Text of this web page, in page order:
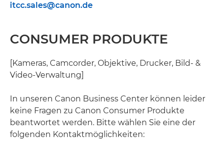
itcc.sales@canon.de
CONSUMER PRODUKTE
[Kameras, Camcorder, Objektive, Drucker, Bild- &
Video-Verwaltung]
In unseren Canon Business Center können leider
keine Fragen zu Canon Consumer Produkte
beantwortet werden. Bitte wählen Sie eine der
folgenden Kontaktmöglichkeiten: